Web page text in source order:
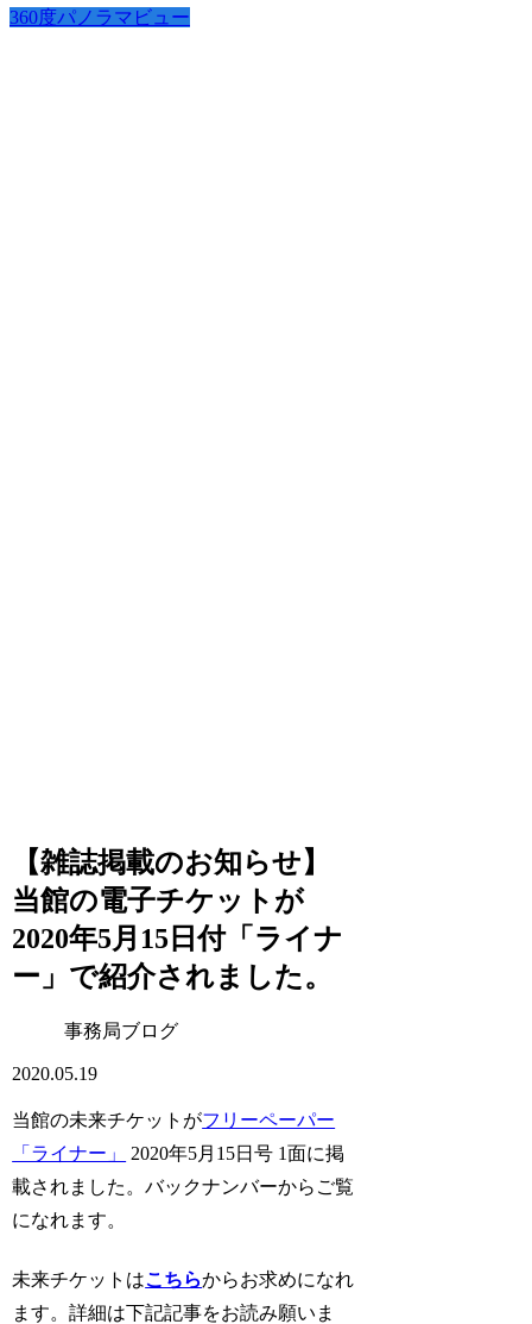
360度パノラマビュー
【雑誌掲載のお知らせ】
当館の電子チケットが
2020年5月15日付「ライナ
ー」で紹介されました。
事務局ブログ
2020.05.19
当館の未来チケットがフリーペーパー
「ライナー」
2020年5月15日号 1面に掲
載されました。バックナンバーからご覧
になれます。
未来チケットはこちらからお求めになれ
ます。詳細は下記記事をお読み願いま